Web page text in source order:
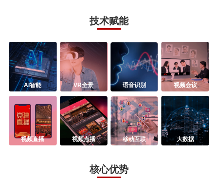
技术赋能
AI智能 VR全景 语音识别 视频会议
视频直播 视频点播 移动互联 大数据
核心优势